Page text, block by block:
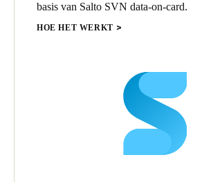
basis van Salto SVN data-on-card.
HOE HET WERKT